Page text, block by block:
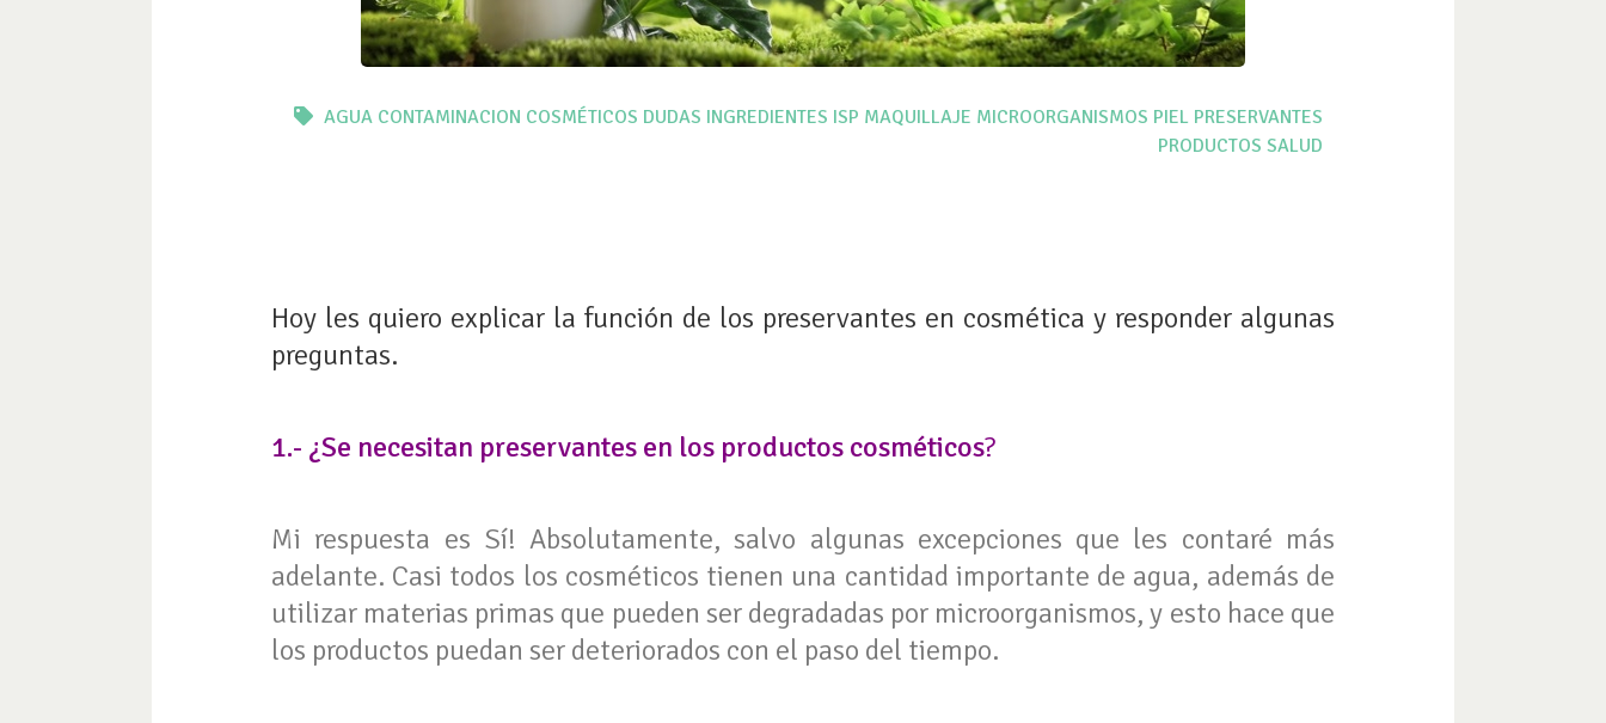
AGUA CONTAMINACION COSMÉTICOS DUDAS INGREDIENTES ISP MAQUILLAJE MICROORGANISMOS PIEL PRESERVANTES
PRODUCTOS SALUD
Hoy les quiero explicar la función de los preservantes en cosmética y responder algunas
preguntas.
1.- ¿Se necesitan preservantes en los productos cosméticos?
Mi respuesta es Sí! Absolutamente, salvo algunas excepciones que les contaré más
adelante. Casi todos los cosméticos tienen una cantidad importante de agua, además de
utilizar materias primas que pueden ser degradadas por microorganismos, y esto hace que
los productos puedan ser deteriorados con el paso del tiempo.